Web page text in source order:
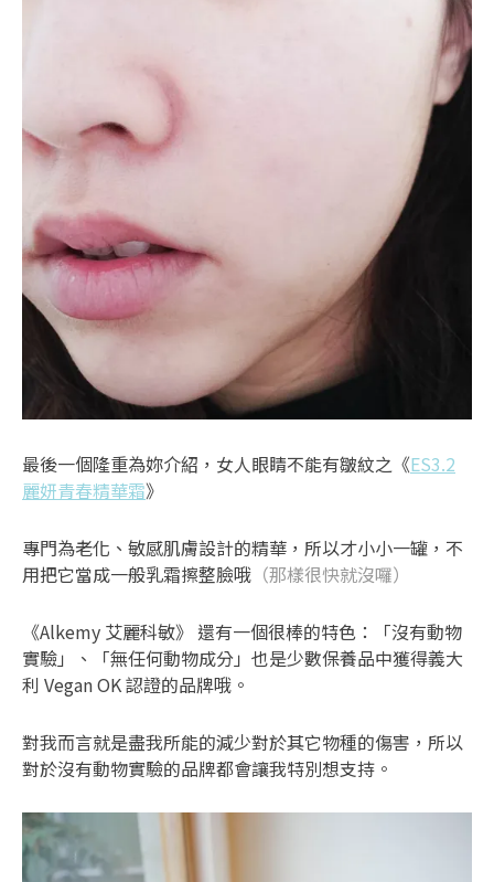
最後一個隆重為妳介紹，女人眼睛不能有皺紋之《ES3.2
麗妍青春精華霜》
專門為老化、敏感肌膚設計的精華，所以才小小一罐，不
用把它當成一般乳霜擦整臉哦 （那樣很快就沒囉）
《Alkemy 艾麗科敏》 還有一個很棒的特色：「沒有動物
實驗」、「無任何動物成分」也是少數保養品中獲得義大
利 Vegan OK 認證的品牌哦。
對我而言就是盡我所能的減少對於其它物種的傷害，所以
對於沒有動物實驗的品牌都會讓我特別想支持。